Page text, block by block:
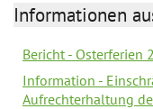
Informationen
Bericht - Osterferien
Information -
Aufrechterhaltung